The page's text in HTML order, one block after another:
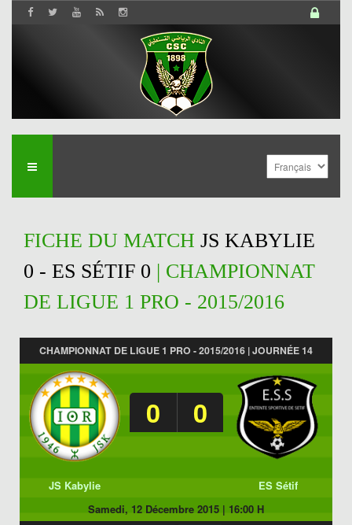
FICHE DU MATCH JS KABYLIE
0 - ES SÉTIF 0 | CHAMPIONNAT
DE LIGUE 1 PRO - 2015/2016
CHAMPIONNAT DE LIGUE 1 PRO - 2015/2016 | JOURNÉE 14
0 0
JS Kabylie
ES Sétif
Samedi, 12 Décembre 2015 | 16:00 H